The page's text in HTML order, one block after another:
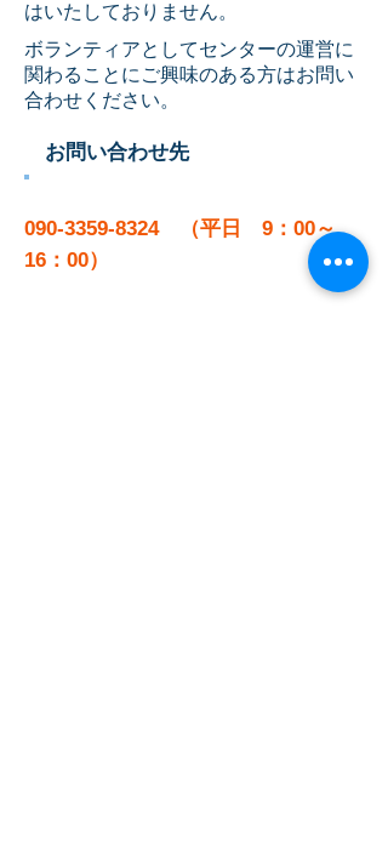
はいたしておりません。
ボランティアとしてセンターの運営に
関わることにご興味のある方はお問い
合わせください。
お問い合わせ先
090-3359-8324（平日 9：00～
16：00）